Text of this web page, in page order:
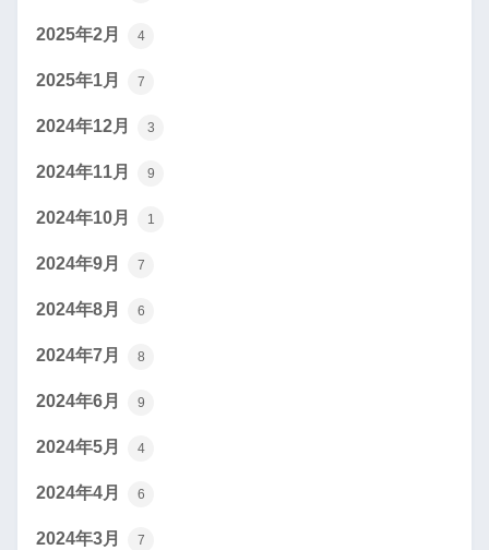
2025年2月 4
2025年1月 7
2024年12月 3
2024年11月 9
2024年10月 1
2024年9月 7
2024年8月 6
2024年7月 8
2024年6月 9
2024年5月 4
2024年4月 6
2024年3月 7